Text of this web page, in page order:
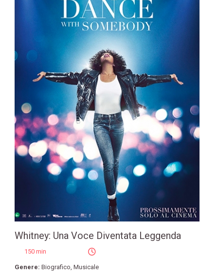
Whitney: Una Voce Diventata Leggenda
150 min
Genere: Biografico Musicale